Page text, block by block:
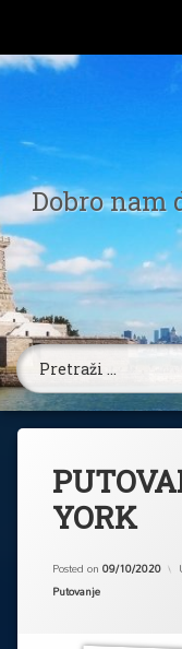
Putovanje
Zdravlje
Recepti
Poljo Kutak
sadržaj
Dobro
YORK
Posted on 09/10/2020
Kategorije:
Putovanje